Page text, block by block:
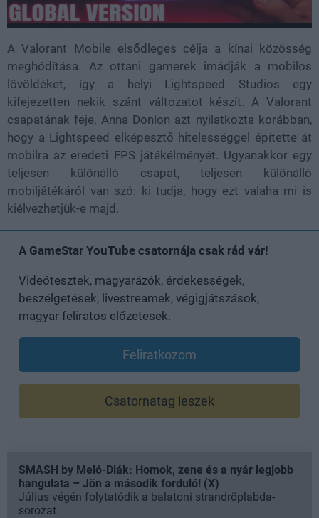
A Valorant Mobile elsődleges célja a kínai közösség
meghódítása. Az ottani gamerek imádják a mobilos
lövöldéket, így a helyi Lightspeed Studios egy
kifejezetten nekik szánt változatot készít. A Valorant
csapatának feje, Anna Donlon azt nyilatkozta korábban,
hogy a Lightspeed elképesztő hitelességgel építette át
mobilra az eredeti FPS játékélményét. Ugyanakkor egy
teljesen különálló csapat, teljesen különálló
mobiljátékáról van szó: ki tudja, hogy ezt valaha mi is
kiélvezhetjük-e majd.
A GameStar YouTube csatornája csak rád vár!
Videótesztek, magyarázók, érdekességek,
beszélgetések, livestreamek, végigjátszások,
magyar feliratos előzetesek.
Feliratkozom
Csatornatag leszek
SMASH by Meló-Diák: Homok, zene és a nyár legjobb
hangulata – Jön a második forduló! (X)
Július végén folytatódik a balatoni strandröplabda-
sorozat.